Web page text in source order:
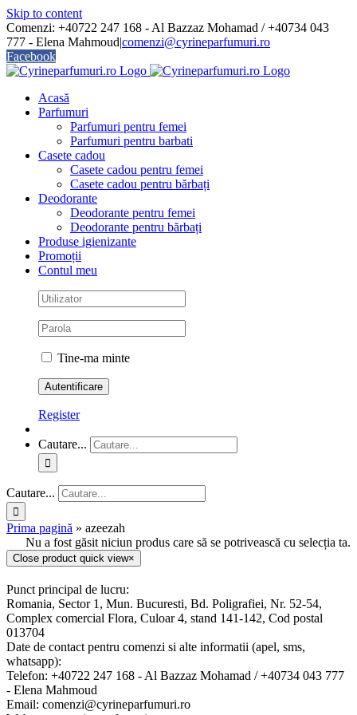
Skip to content
Comenzi: +40722 247 168 - Al Bazzaz Mohamad / +40734 043
777 - Elena Mahmoud|comenzi@cyrineparfumuri.ro
Facebook
Acasă
Parfumuri
Parfumuri pentru femei
Parfumuri pentru barbati
Casete cadou
Casete cadou pentru femei
Casete cadou pentru bărbați
Deodorante
Deodorante pentru femei
Deodorante pentru bărbați
Produse igienizante
Promoții
Contul meu
Tine-ma minte
Register
Cautare...
Cautare...
Prima pagină » azeezah
Nu a fost găsit niciun produs care să se potrivească cu selecția ta.
Close product quick view×
Punct principal de lucru:
Romania, Sector 1, Mun. Bucuresti, Bd. Poligrafiei, Nr. 52-54,
Complex comercial Flora, Culoar 4, stand 141-142, Cod postal
013704
Date de contact pentru comenzi si alte informatii (apel, sms,
whatsapp):
Telefon: +40722 247 168 - Al Bazzaz Mohamad / +40734 043 777
- Elena Mahmoud
Email: comenzi@cyrineparfumuri.ro